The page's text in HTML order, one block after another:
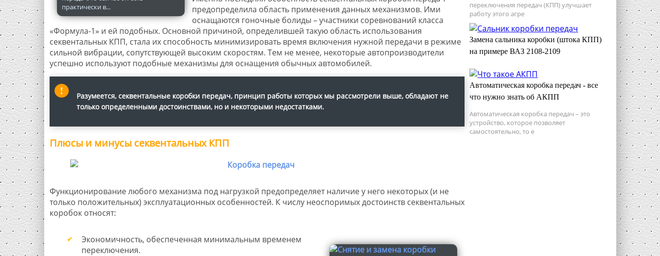
практически в...
предопределила область применения данных механизмов. Ими
оснащаются гоночные болиды – участники соревнований класса
«Формула-1» и ей подобных. Основной причиной, определившей такую область использования
секвентальных КПП, стала их способность минимизировать время включения нужной передачи в режиме
сильной вибрации, сопутствующей высоким скоростям. Тем не менее, некоторые автопроизводители
успешно используют подобные механизмы для оснащения обычных автомобилей.
Разумеется, секвентальные коробки передач, принцип работы которых мы рассмотрели выше, обладают не
только определенными достоинствами, но и некоторыми недостатками.
Плюсы и минусы секвентальных КПП
Функционирование любого механизма под нагрузкой предопределяет наличие у него некоторых (и не
только положительных) эксплуатационных особенностей. К числу неоспоримых достоинств секвентальных
коробок относят:
Экономичность, обеспеченная минимальным временем
переключения.
переключения передач (КПП) улучшает
работу этого агре
Замена сальника коробки (штока КПП)
на примере ВАЗ 2108-2109
Автоматическая коробка передач - все
что нужно знать об АКПП
Автоматическая коробка передач – это
устройство, которое позволяет
самостоятельно, то е